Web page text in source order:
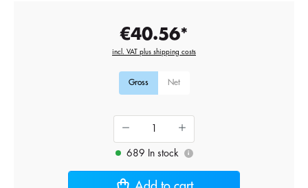
€40.56*
incl. VAT plus shipping costs
Gross Net
689 In stock i